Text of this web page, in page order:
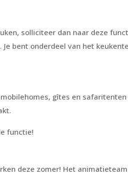
solliciteer dan naar deze
bent onderdeel van het
gîtes en safaritenten
functie!
deze zomer! Het